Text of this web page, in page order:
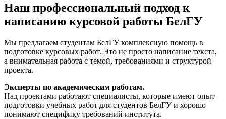
Наш профессиональный подход к
написанию курсовой работы БелГУ
Мы предлагаем студентам БелГУ комплексную помощь в
подготовке курсовых работ. Это не просто написание текста,
а внимательная работа с темой, требованиями и структурой
проекта.
Эксперты по академическим работам.
Над проектами работают специалисты, которые имеют опыт
подготовки учебных работ для студентов БелГУ и хорошо
понимают специфику требований института.